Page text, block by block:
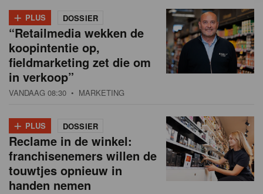
+ PLUS DOSSIER
“Retailmedia wekken de
koopintentie op,
fieldmarketing zet die om
in verkoop”
VANDAAG 08:30 • MARKETING
+ PLUS DOSSIER
Reclame in de winkel:
franchisenemers willen de
touwtjes opnieuw in
handen nemen